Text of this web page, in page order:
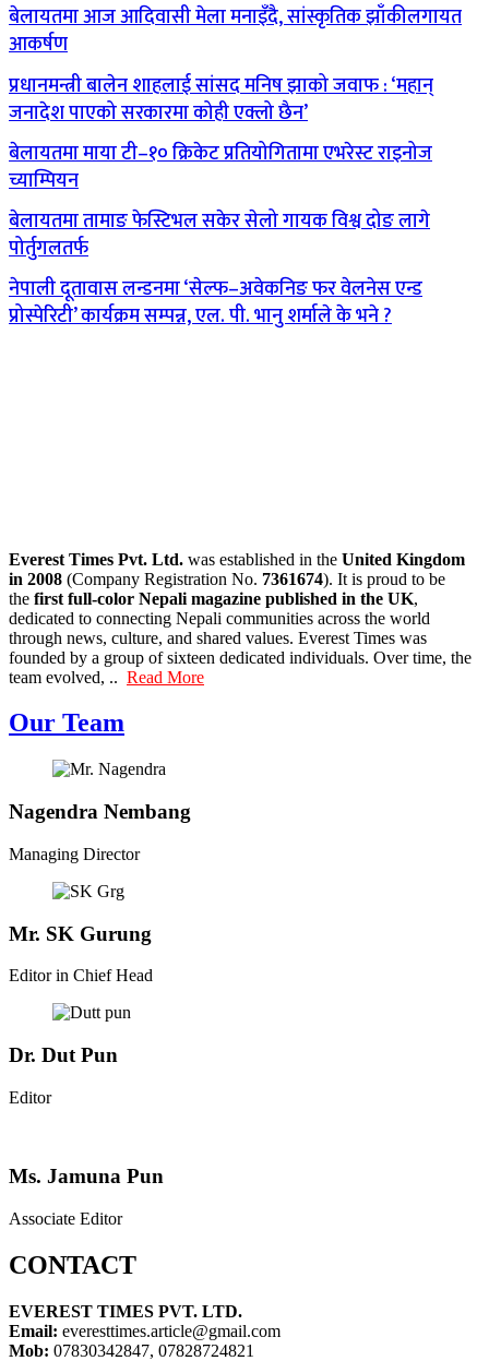
बेलायतमा आज आदिवासी मेला मनाइँदै, सांस्कृतिक झाँकीलगायत
आकर्षण
प्रधानमन्त्री बालेन शाहलाई सांसद मनिष झाको जवाफ : ‘महान्
जनादेश पाएको सरकारमा कोही एक्लो छैन’
बेलायतमा माया टी–१० क्रिकेट प्रतियोगितामा एभरेस्ट राइनोज
च्याम्पियन
बेलायतमा तामाङ फेस्टिभल सकेर सेलो गायक विश्व दोङ लागे
पोर्तुगलतर्फ
नेपाली दूतावास लन्डनमा ‘सेल्फ–अवेकनिङ फर वेलनेस एन्ड
प्रोस्पेरिटी’ कार्यक्रम सम्पन्न, एल. पी. भानु शर्माले के भने ?
Everest Times Pvt. Ltd. was established in the United Kingdom
in 2008 (Company Registration No. 7361674). It is proud to be
the first full-color Nepali magazine published in the UK,
dedicated to connecting Nepali communities across the world
through news, culture, and shared values. Everest Times was
founded by a group of sixteen dedicated individuals. Over time, the
team evolved, .. Read More
Our Team
Nagendra Nembang
Managing Director
Mr. SK Gurung
Editor in Chief Head
Dr. Dut Pun
Editor
Ms. Jamuna Pun
Associate Editor
CONTACT
EVEREST TIMES PVT. LTD.
Email: everesttimes.article@gmail.com
Mob: 07830342847, 07828724821